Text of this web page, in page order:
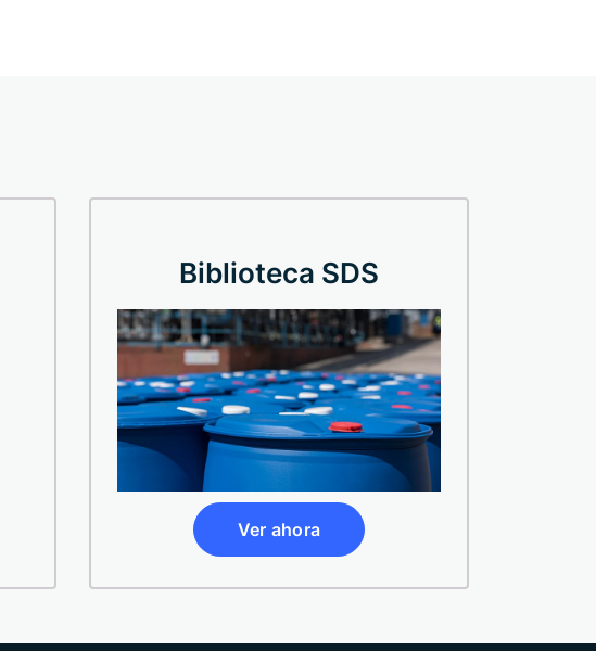
Biblioteca SDS
Ver ahora